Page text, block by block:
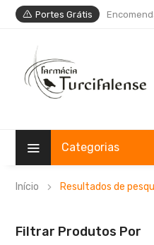
Portes Grátis
Categorias
Início Resultados de
Filtrar Produtos Por